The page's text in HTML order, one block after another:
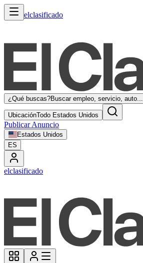
elclasificado
¿Qué buscas?Buscar empleo, servicio, auto...
UbicaciónTodo Estados Unidos
Publicar Anuncio
Estados Unidos
ES
elclasificado